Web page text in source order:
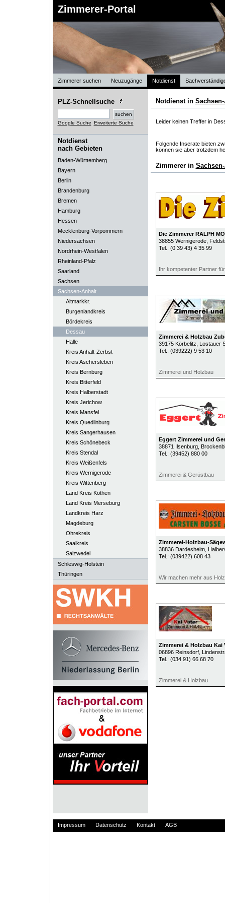
Zimmerer-Portal
Zimmerer suchen Neuzugänge Notdienst
PLZ-Schnellsuche
Google Suche Erweiterte Suche
Notdienst
nach Gebieten
Baden-Württemberg
Bayern
Berlin
Brandenburg
Bremen
Hamburg
Hessen
Mecklenburg-Vorpommern
Niedersachsen
Nordrhein-Westfalen
Rheinland-Pfalz
Saarland
Sachsen
Sachsen-Anhalt
Altmarkkr.
Burgenlandkreis
Bördekreis
Dessau
Halle
Kreis Anhalt-Zerbst
Kreis Aschersleben
Kreis Bernburg
Kreis Bitterfeld
Kreis Halberstadt
Kreis Jerichow
Kreis Mansfel.
Kreis Quedlinburg
Kreis Sangerhausen
Kreis Schönebeck
Kreis Stendal
Kreis Weißenfels
Kreis Wernigerode
Kreis Wittenberg
Land Kreis Köthen
Land Kreis Merseburg
Landkreis Harz
Magdeburg
Ohrekreis
Saalkreis
Salzwedel
Schleswig-Holstein
Thüringen
Notdienst in
Leider keinen Treffer in
Folgende Inserate bieten
können sie aber trotzdem
Zimmerer in
Die Zimmerer RALPH
38855 Wernigerode,
Tel.: (0 39 43) 4 35 99
Ihr kompetenter Partner
Zimmerei & Holzbau
39175 Körbelitz , Lostauer
Tel.: (039222) 9 53 10
Zimmerei und Holzbau
Eggert Zimmerei und
38871 Ilsenburg,
Tel.: (39452) 880 00
Zimmerei & Gerüstbau
Zimmerei-Holzbau-
38836 Dardesheim,
Tel.: (039422) 608 43
Wir machen mehr aus Holz
Zimmerei & Holzbau Kai
06896 Reinsdorf,
Tel.: (034 91) 66 68 70
Zimmerei & Holzbau
Impressum Datenschutz Kontakt AGB